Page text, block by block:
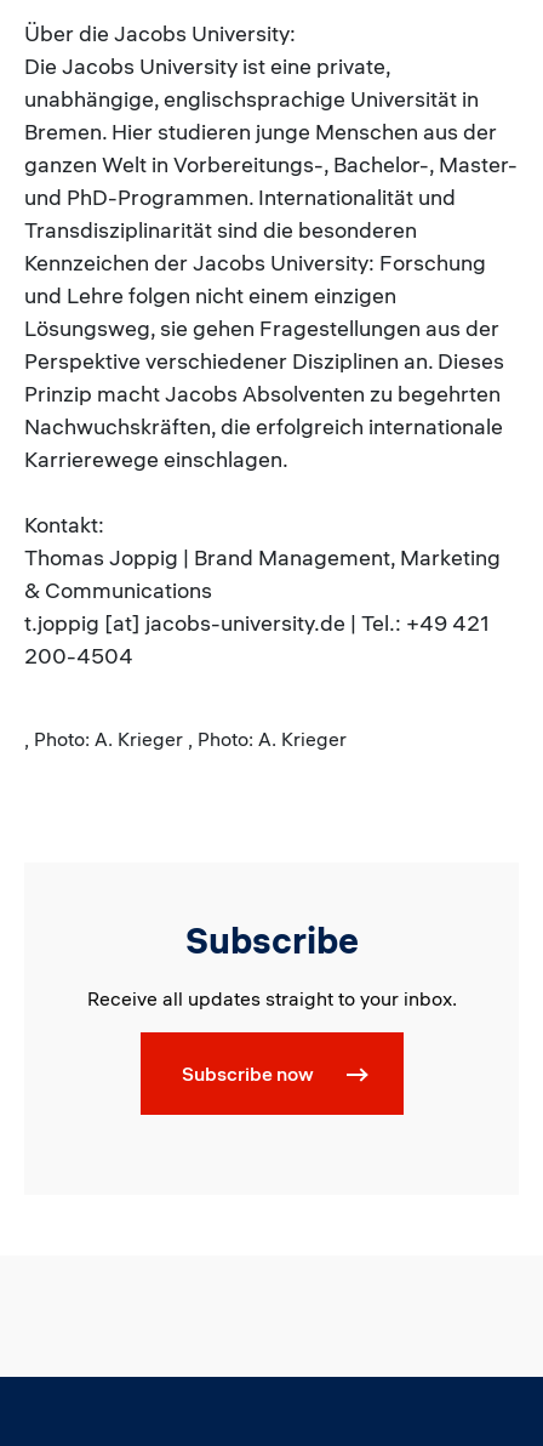
Über die Jacobs University:
Die Jacobs University ist eine private,
unabhängige, englischsprachige Universität in
Bremen. Hier studieren junge Menschen aus der
ganzen Welt in Vorbereitungs-, Bachelor-, Master-
und PhD-Programmen. Internationalität und
Transdisziplinarität sind die besonderen
Kennzeichen der Jacobs University: Forschung
und Lehre folgen nicht einem einzigen
Lösungsweg, sie gehen Fragestellungen aus der
Perspektive verschiedener Disziplinen an. Dieses
Prinzip macht Jacobs Absolventen zu begehrten
Nachwuchskräften, die erfolgreich internationale
Karrierewege einschlagen.
Kontakt:
Thomas Joppig | Brand Management, Marketing
& Communications
t.joppig [at] jacobs-university.de | Tel.: +49 421
200-4504
, Photo: A. Krieger , Photo: A. Krieger
Subscribe
Receive all updates straight to your inbox.
Subscribe now